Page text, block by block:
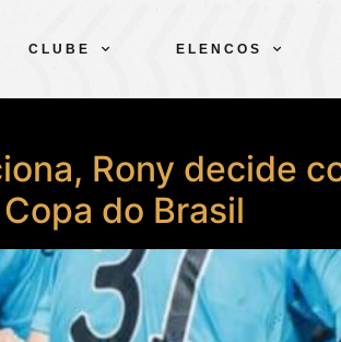
CLUBE ELENCOS
Rony decide
do Brasil